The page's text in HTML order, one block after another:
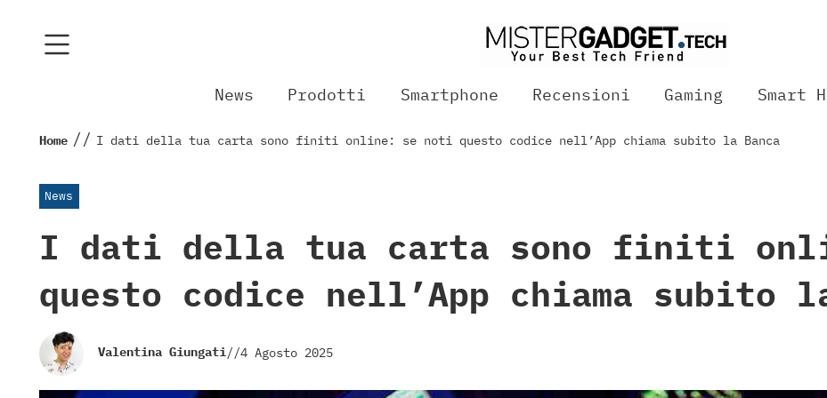
News Prodotti Smartphone Recensioni Gaming Smart
Home // I dati della tua carta sono finiti online: se noti questo codice nell’App chiama subito la Banca
News
I dati della tua carta sono finiti
questo codice nell’App chiama subito
Valentina Giungati//4 Agosto 2025